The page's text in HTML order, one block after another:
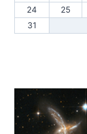
24
25
31